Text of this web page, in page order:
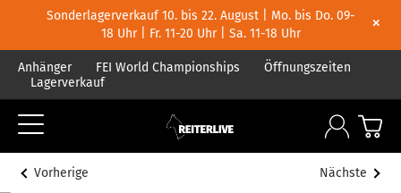
Sonderlagerverkauf 10. bis 22. August | Mo. bis Do. 09-
18 Uhr | Fr. 11-20 Uhr | Sa. 11-18 Uhr
×
Anhänger FEI World Championships
Öffnungszeiten
Lagerverkauf
Vorherige Nächste